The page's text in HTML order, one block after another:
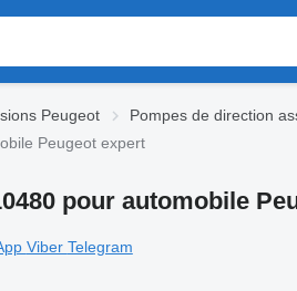
Peugeot
Pompes de direction
Peugeot expert
pour automobile
Viber Telegram